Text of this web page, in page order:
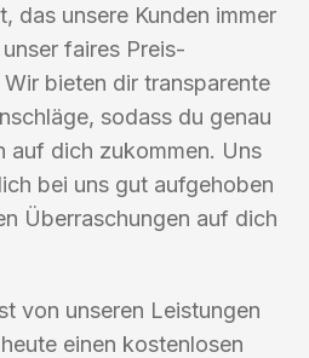
das unsere Kunden immer
faires Preis-
bieten dir transparente
sodass du genau
auf dich zukommen. Uns
bei uns gut aufgehoben
Überraschungen auf dich
von unseren Leistungen
einen kostenlosen